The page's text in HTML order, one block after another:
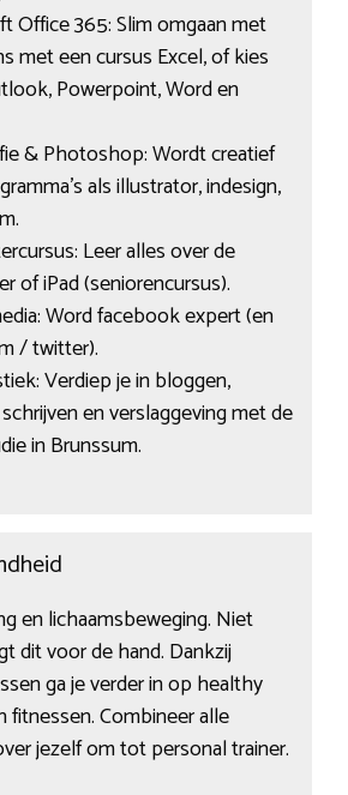
Office 365: Slim omgaan met
met een cursus Excel, of kies
Powerpoint, Word en
& Photoshop: Wordt creatief
als illustrator, indesign,
Leer alles over de
of iPad (seniorencursus).
Word facebook expert (en
/ twitter).
Verdiep je in bloggen,
en verslaggeving met de
in Brunssum.
en lichaamsbeweging. Niet
dit voor de hand. Dankzij
ga je verder in op healthy
fitnessen. Combineer alle
jezelf om tot personal trainer.